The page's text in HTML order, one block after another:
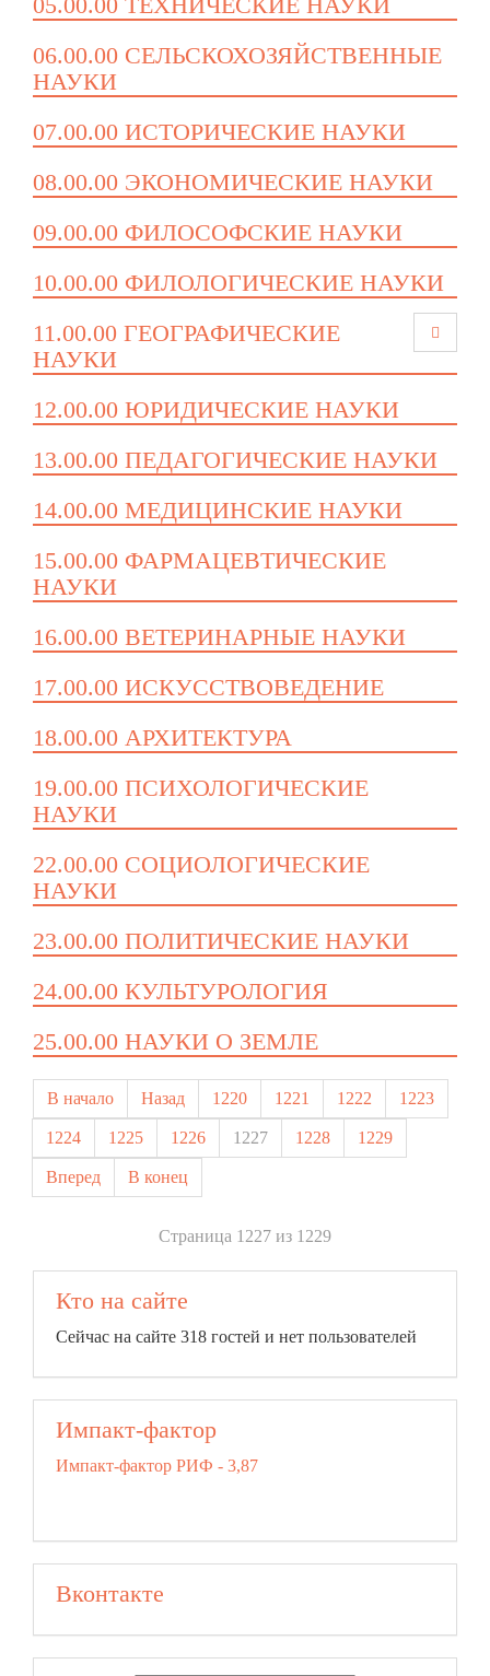
06.00.00 СЕЛЬСКОХОЗЯЙСТВЕННЫЕ
НАУКИ
07.00.00 ИСТОРИЧЕСКИЕ НАУКИ
08.00.00 ЭКОНОМИЧЕСКИЕ НАУКИ
09.00.00 ФИЛОСОФСКИЕ НАУКИ
10.00.00 ФИЛОЛОГИЧЕСКИЕ НАУКИ
11.00.00 ГЕОГРАФИЧЕСКИЕ
НАУКИ
12.00.00 ЮРИДИЧЕСКИЕ НАУКИ
13.00.00 ПЕДАГОГИЧЕСКИЕ НАУКИ
14.00.00 МЕДИЦИНСКИЕ НАУКИ
15.00.00 ФАРМАЦЕВТИЧЕСКИЕ
НАУКИ
16.00.00 ВЕТЕРИНАРНЫЕ НАУКИ
17.00.00 ИСКУССТВОВЕДЕНИЕ
18.00.00 АРХИТЕКТУРА
19.00.00 ПСИХОЛОГИЧЕСКИЕ
НАУКИ
22.00.00 СОЦИОЛОГИЧЕСКИЕ
НАУКИ
23.00.00 ПОЛИТИЧЕСКИЕ НАУКИ
24.00.00 КУЛЬТУРОЛОГИЯ
25.00.00 НАУКИ О ЗЕМЛЕ
В начало Назад 1220 1221 1222 1223
1224 1225 1226 1227 1228 1229
Вперед В конец
Страница 1227 из 1229
Кто на сайте
Сейчас на сайте 318 гостей и нет пользователей
Импакт-фактор
Импакт-фактор РИФ - 3,87
Вконтакте